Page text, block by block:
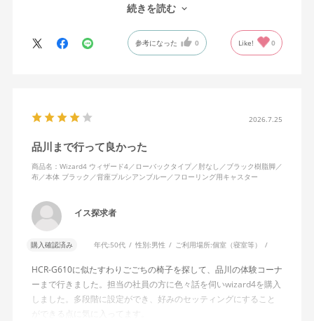
私は勤務先で約11年間、同シリーズのWizard2を使用していま
す。Wizard2にもロッキング強度調整機能が備わっており、最弱に
設定した場合は、通常どおり体重を預けることで背もたれは可動
含めれば私より体重の軽い利用者は数多くいると思われるため、
あれば、ロッキング機能としてどのような使用感を想定している
のか疑問に感じています。
角度でもバランスをとりやすい反力特性に自動調整する機能」と
説明されています。しかし、この機能と、最弱設定でも背もたれ
説明を読んでも理解できませんでした。
問い合わせに対しては、「オートフィットシンクロロッキングの
反力特性を自動調整する機能が働いているため」「Wizard2とは機
構が異なるため、同じ挙動にはならない」との回答をいただきま
続きを読む
参考になった 0 Like! 0
2026.7.25
品川まで行って良かった
商品名：Wizard4 ウィザード4／ローバックタイプ／肘なし／ブラック樹脂脚／
布／本体 ブラック／背座プルシアンブルー／フローリング用キャスター
イス探求者
購入確認済み 年代:50代 性別:男性 ご利用場所:個室（寝室等）
HCR-G610に似たすわりごごちの椅子を探して、品川の体験コーナ
ーまで行きました。担当の社員の方に色々話を伺いwizard4を購入
しました。多段階に設定ができ、好みのセッティングにすること
ができる点に気に入ってます。